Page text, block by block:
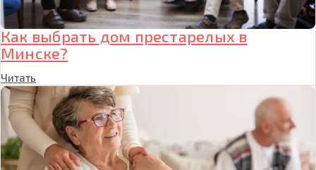
Как выбрать дом престарелых в
Минске?
Читать